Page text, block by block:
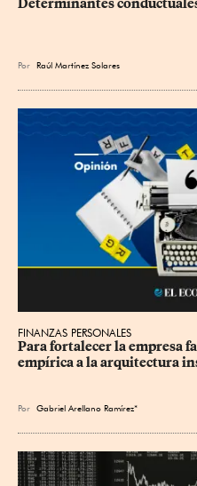
Determinantes
Por Raúl Martínez Solares
FINANZAS PERSONALES
Para fortalecer la empresa
empírica a la arquitectura
Por Gabriel Arellano Ramírez*